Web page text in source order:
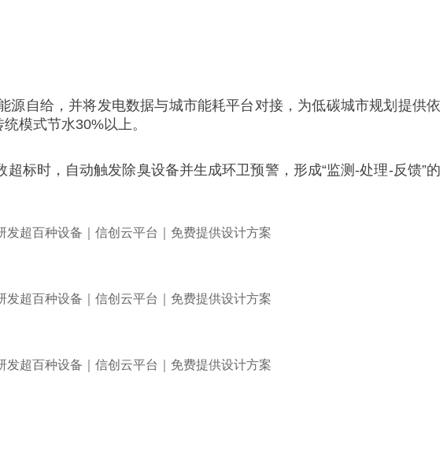
自给，并将发电数据与城市能耗平台对接，为低碳城市规划提供依
模式节水30%以上。
标时，自动触发除臭设备并生成环卫预警，形成“监测-处理-反馈”的